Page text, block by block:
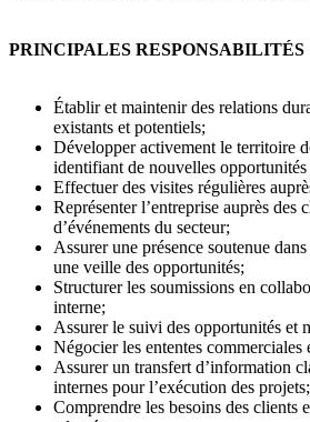
PRINCIPALES RESPONSABILITÉS
Établir et maintenir des relations
existants et potentiels;
Développer activement le territoire
identifiant de nouvelles opportunités
Effectuer des visites régulières
Représenter l’entreprise auprès des
d’événements du secteur;
Assurer une présence soutenue
une veille des opportunités;
Structurer les soumissions en
interne;
Assurer le suivi des opportunités et
Négocier les ententes commerciales
Assurer un transfert d’information
internes pour l’exécution des projets;
Comprendre les besoins des clients